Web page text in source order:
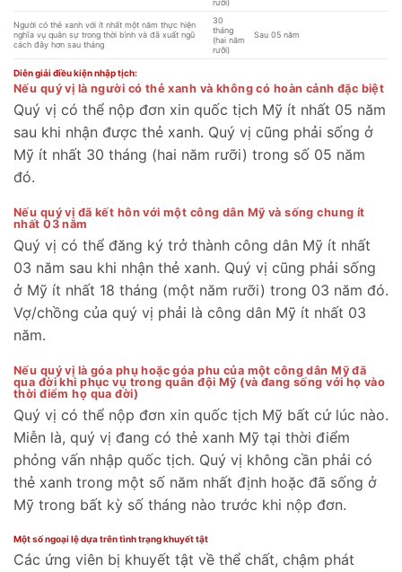
rưỡi)
Người có thẻ xanh với ít nhất một năm thực hiện
nghĩa vụ quân sự trong thời bình và đã xuất ngũ
cách đây hơn sau tháng
30
tháng
(hai năm
rưỡi)
Sau 05 năm
Diễn giải điều kiện nhập tịch:
Nếu quý vị là người có thẻ xanh và không có hoàn cảnh đặc biệt
Quý vị có thể nộp đơn xin quốc tịch Mỹ ít nhất 05 năm
sau khi nhận được thẻ xanh. Quý vị cũng phải sống ở
Mỹ ít nhất 30 tháng (hai năm rưỡi) trong số 05 năm
đó.
Nếu quý vị đã kết hôn với một công dân Mỹ và sống chung ít
nhất 03 năm
Quý vị có thể đăng ký trở thành công dân Mỹ ít nhất
03 năm sau khi nhận thẻ xanh. Quý vị cũng phải sống
ở Mỹ ít nhất 18 tháng (một năm rưỡi) trong 03 năm đó.
Vợ/chồng của quý vị phải là công dân Mỹ ít nhất 03
năm.
Nếu quý vị là góa phụ hoặc góa phu của một công dân Mỹ đã
qua đời khi phục vụ trong quân đội Mỹ (và đang sống với họ vào
thời điểm họ qua đời)
Quý vị có thể nộp đơn xin quốc tịch Mỹ bất cứ lúc nào.
Miễn là, quý vị đang có thẻ xanh Mỹ tại thời điểm
phỏng vấn nhập quốc tịch. Quý vị không cần phải có
thẻ xanh trong một số năm nhất định hoặc đã sống ở
Mỹ trong bất kỳ số tháng nào trước khi nộp đơn.
Một số ngoại lệ dựa trên tình trạng khuyết tật
Các ứng viên bị khuyết tật về thể chất, chậm phát